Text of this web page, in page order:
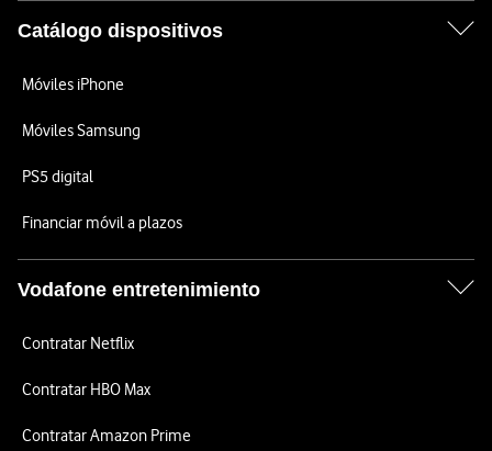
Catálogo dispositivos
Móviles iPhone
Móviles Samsung
PS5 digital
Financiar móvil a plazos
Vodafone entretenimiento
Contratar Netflix
Contratar HBO Max
Contratar Amazon Prime